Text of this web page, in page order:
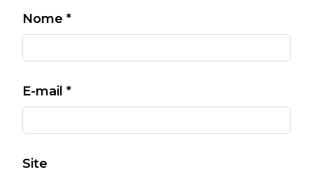
Nome *
E-mail *
Site